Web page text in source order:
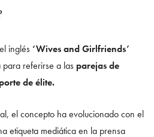
inglés ‘Wives and Girlfriends’
para referirse a las parejas de
de élite.
el concepto ha evolucionado con el
etiqueta mediática en la prensa